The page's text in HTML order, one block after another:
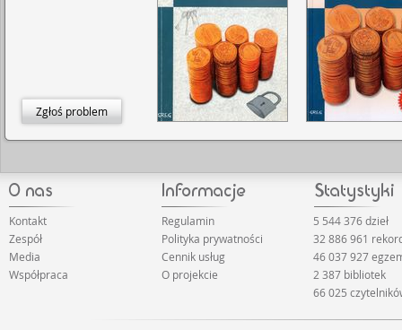
Zgłoś problem
Kontakt
Zespół
Media
Współpraca
Regulamin
Polityka prywatności
Cennik usług
O projekcie
5 544 376 dzieł
32 886 961
46 037 927
2 387 bibliotek
66 025